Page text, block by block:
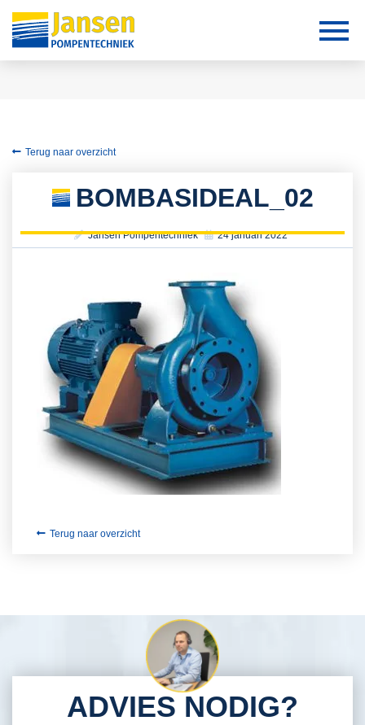
Terug naar overzicht
BOMBASIDEAL_02
Jansen Pompentechniek 24 januari 2022
Terug naar overzicht
ADVIES NODIG?